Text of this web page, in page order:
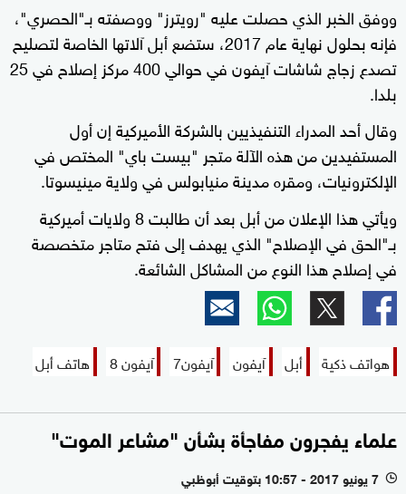
ووفق الخبر الذي حصلت عليه "رويترز" ووصفته بـ"الحصري"،
فإنه بحلول نهاية عام 2017، ستضع أبل آلاتها الخاصة لتصليح
تصدع زجاج شاشات آيفون في حوالي 400 مركز إصلاح في 25
بلدا.
وقال أحد المدراء التنفيذيين بالشركة الأميركية إن أول
المستفيدين من هذه الآلة متجر "بيست باي" المختص في
الإلكترونيات، ومقره مدينة منيابولس في ولاية مينيسوتا.
ويأتي هذا الإعلان من أبل بعد أن طالبت 8 ولايات أميركية
بـ"الحق في الإصلاح" الذي يهدف إلى فتح متاجر متخصصة
في إصلاح هذا النوع من المشاكل الشائعة.
هواتف ذكية أبل آيفون آيفون7 آيفون 8 هاتف أبل
علماء يفجرون مفاجأة بشأن "مشاعر الموت"
l 7 يونيو 2017 - 10:57 بتوقيت أبوظبي